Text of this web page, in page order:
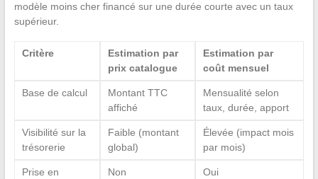
modèle moins cher financé sur une durée courte avec un taux
supérieur.
Critère
Estimation par
prix catalogue
Estimation par
coût mensuel
Base de calcul
Montant TTC
affiché
Mensualité selon
taux, durée, apport
Visibilité sur la
trésorerie
Faible (montant
global)
Élevée (impact mois
par mois)
Prise en
Non Oui